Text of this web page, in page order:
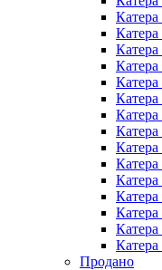
Катера
Продано